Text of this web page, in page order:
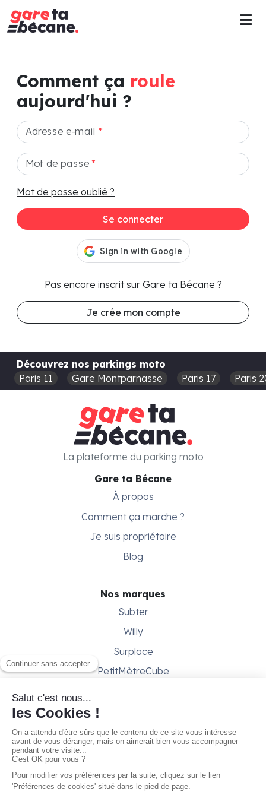
Comment ça roule
aujourd'hui ?
Adresse e-mail *
Mot de passe*
Mot de passe oublié ?
Se connecter
Pas encore inscrit sur Gare ta Bécane ?
Je crée mon compte
Découvrez nos parkings moto
Paris 11
Gare Montparnasse Paris 17 Paris
Gare ta Bécane
À propos
Comment ça marche ?
Je suis propriétaire
Blog
Nos marques
Subter
Willy
Surplace
PetitMètreCube
Besoin d'aide ?
Conditions générales
Gestion des cookies
La plateforme du parking moto